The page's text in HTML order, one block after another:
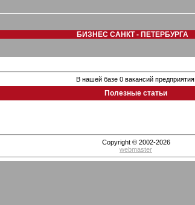
БИЗНЕС САНКТ - ПЕТЕРБУРГА
В нашей базе 0 вакансий предприятия.
Полезные статьи
Copyright © 2002-2026
webmaster